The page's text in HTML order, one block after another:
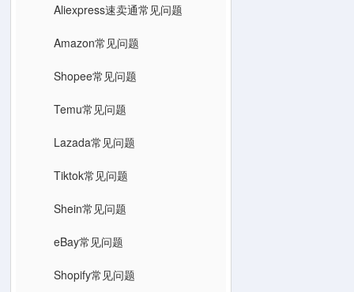
Aliexpress速卖通常见问题
Amazon常见问题
Shopee常见问题
Temu常见问题
Lazada常见问题
Tiktok常见问题
Shein常见问题
eBay常见问题
Shopify常见问题